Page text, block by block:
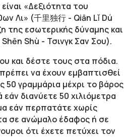
είναι «Δεξιότητα του
Λι» (千里独行 - Qiān Lǐ Dú
της εσωτερικής δύναμης και
Shù - Τσινγκ Σαν Σου).
και δέστε τους στα πόδια.
να έχουν εμβαπτισθεί
50 γραμμάρια μέχρι το βάρος
διανύετε 50 χιλιόμετρα
εάν περπατάτε χωρίς
σε ανώμαλο έδαφος ή σε
ότι έχετε πετύχει τον